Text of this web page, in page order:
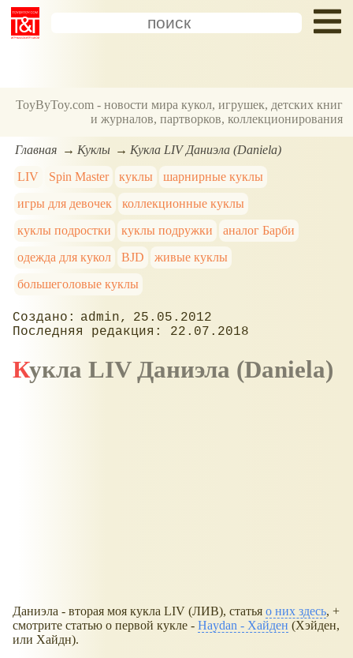
ToyByToy.com - новости мира кукол, игрушек, детских книг
и журналов, партворков, коллекционирования
Главная Куклы
Кукла LIV Даниэла (Daniela)
LIV
Spin Master куклы
шарнирные куклы
игры для девочек
коллекционные куклы
куклы подростки
куклы подружки
аналог Барби
одежда для кукол
BJD
живые куклы
большеголовые куклы
admin
25.05.2012
22.07.2018
Кукла LIV Даниэла (Daniela)
Даниэла - вторая моя кукла LIV (ЛИВ), статья о них здесь, +
смотрите статью о первой кукле - Haydan - Хайден (Хэйден,
или Хайдн).